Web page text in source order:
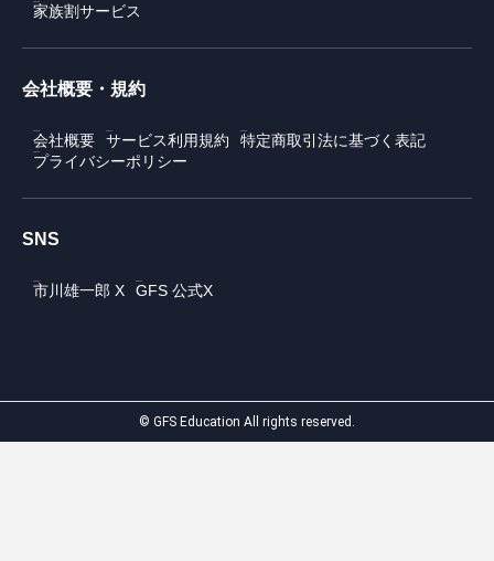
家族割サービス
会社概要・規約
会社概要 サービス利用規約
特定商取引法に基づく表記
プライバシーポリシー
SNS
市川雄一郎 X GFS 公式X
© GFS Education All rights reserved.